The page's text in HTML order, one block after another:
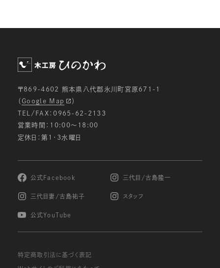
メールマガジン等の配信、セミナーやイベントのご
電子メールでの問い合わせへの対応のため。
ご注文いただいた商品の発送のため。
お申し込みいただいたサービス等の提供のため。
個人情報の第三者への開示・提供の禁止
管理し、次のいずれかに該当する場合を除き、個人
情報を第三者に開示致しません。
お客様が希望されるサービスを行なうために当社
当社は、個人情報の正確性及び安全性確保のため
〒869-4602 熊本県八代郡氷川町宮原671-1
（ Google Map
）
TEL/FAX：0965-62-2133
営業時間：10:00〜18:00
定休日：第1・3水曜日
公式Facebook 三代目/古島隆一
三代目妻/古島祐子 スタッフ
公式YouTube
特定商取引法に基づく表記